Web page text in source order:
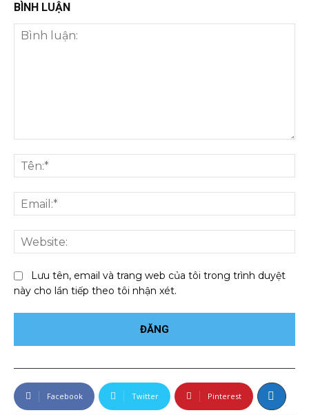
BÌNH LUẬN
luận:
Lưu tên, email và trang web của tôi trong trình duyệt
này cho lần tiếp theo tôi nhận xét.
Facebook Twitter Pinterest